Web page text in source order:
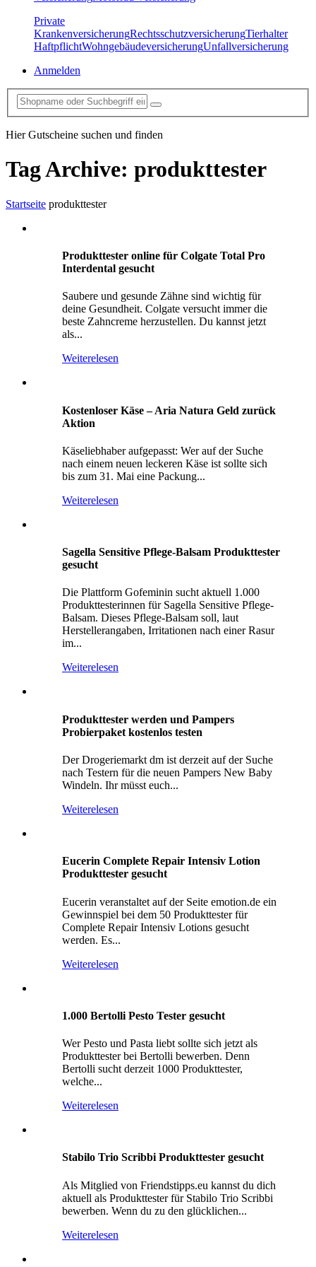
Private
KrankenversicherungRechtsschutzversicherungTierhalter
HaftpflichtWohngebäudeversicherungUnfallversicherung
Anmelden
Hier Gutscheine suchen und finden
Tag Archive: produkttester
Startseite produkttester
Produkttester online für Colgate Total Pro
Interdental gesucht
Saubere und gesunde Zähne sind wichtig für
deine Gesundheit. Colgate versucht immer die
beste Zahncreme herzustellen. Du kannst jetzt
als...
Weiterelesen
Kostenloser Käse – Aria Natura Geld zurück
Aktion
Käseliebhaber aufgepasst: Wer auf der Suche
nach einem neuen leckeren Käse ist sollte sich
bis zum 31. Mai eine Packung...
Weiterelesen
Sagella Sensitive Pflege-Balsam Produkttester
gesucht
Die Plattform Gofeminin sucht aktuell 1.000
Produkttesterinnen für Sagella Sensitive Pflege-
Balsam. Dieses Pflege-Balsam soll, laut
Herstellerangaben, Irritationen nach einer Rasur
im...
Weiterelesen
Produkttester werden und Pampers
Probierpaket kostenlos testen
Der Drogeriemarkt dm ist derzeit auf der Suche
nach Testern für die neuen Pampers New Baby
Windeln. Ihr müsst euch...
Weiterelesen
Eucerin Complete Repair Intensiv Lotion
Produkttester gesucht
Eucerin veranstaltet auf der Seite emotion.de ein
Gewinnspiel bei dem 50 Produkttester für
Complete Repair Intensiv Lotions gesucht
werden. Es...
Weiterelesen
1.000 Bertolli Pesto Tester gesucht
Wer Pesto und Pasta liebt sollte sich jetzt als
Produkttester bei Bertolli bewerben. Denn
Bertolli sucht derzeit 1000 Produkttester,
welche...
Weiterelesen
Stabilo Trio Scribbi Produkttester gesucht
Als Mitglied von Friendstipps.eu kannst du dich
aktuell als Produkttester für Stabilo Trio Scribbi
bewerben. Wenn du zu den glücklichen...
Weiterelesen